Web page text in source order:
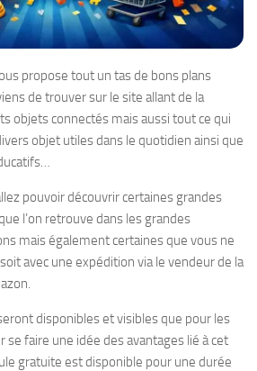
propose tout un tas de bons plans
de trouver sur le site allant de la
objets connectés mais aussi tout ce qui
objet utiles dans le quotidien ainsi que
pouvoir découvrir certaines grandes
l’on retrouve dans les grandes
mais également certaines que vous ne
avec une expédition via le vendeur de la
disponibles et visibles que pour les
se faire une idée des avantages lié à cet
gratuite est disponible pour une durée